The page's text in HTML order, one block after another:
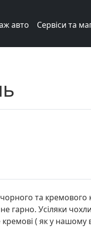
авто Сервіси та
та
гарно. Усіляки
( як у нашому